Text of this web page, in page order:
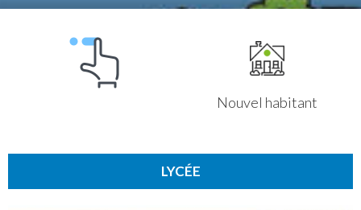
Nouvel habitant
LYCÉE